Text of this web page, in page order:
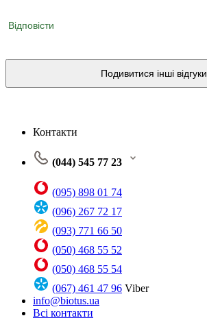
Відповісти
Подивитися інші відгуки
Контакти
(044) 545 77 23
(095) 898 01 74
(096) 267 72 17
(093) 771 66 50
(050) 468 55 52
(050) 468 55 54
(067) 461 47 96 Viber
info@biotus.ua
Всі контакти